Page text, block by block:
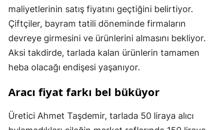
maliyetlerinin satış fiyatını geçtiğini belirtiyor.
Çiftçiler, bayram tatili döneminde firmaların
devreye girmesini ve ürünlerini almasını bekliyor.
Aksi takdirde, tarlada kalan ürünlerin tamamen
heba olacağı endişesi yaşanıyor.
Aracı fiyat farkı bel büküyor
Üretici Ahmet Taşdemir, tarlada 50 liraya alıcı